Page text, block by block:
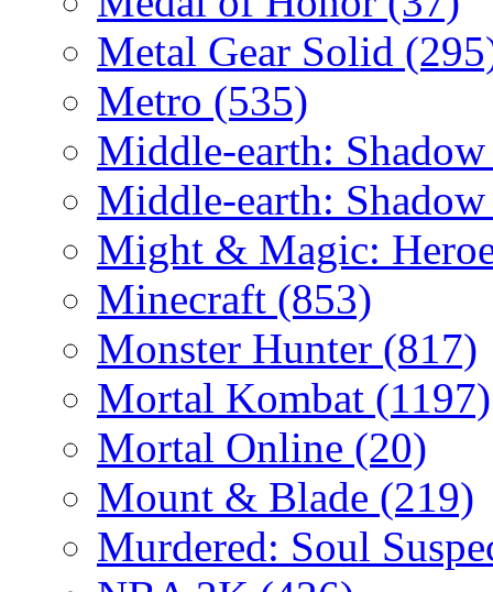
Metal Gear Solid
Metro (535)
Middle-earth:
Middle-earth:
Might & Magic:
Minecraft (853)
Monster Hunter (817)
Mortal Kombat (1197)
Mortal Online (20)
Mount & Blade (219)
Murdered: Soul